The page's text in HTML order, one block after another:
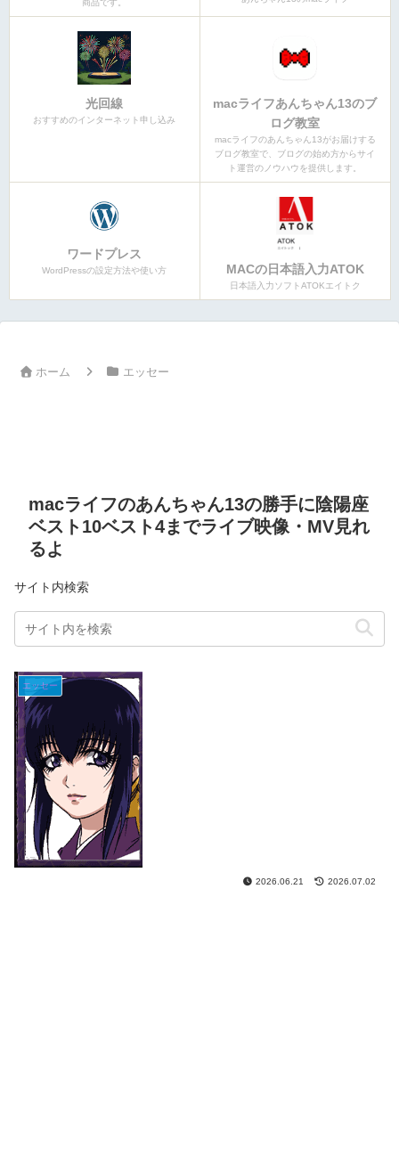
商品です。
光回線
おすすめのインターネット申し込み
macライフあんちゃん13のブ
ログ教室
macライフのあんちゃん13がお届けする
ブログ教室で、ブログの始め方からサイ
ト運営のノウハウを提供します。
ワードプレス
WordPressの設定方法や使い方 MACの日本語入力ATOK
日本語入力ソフトATOKエイトク
ホーム エッセー
macライフのあんちゃん13の勝手に陰陽座
ベスト10ベスト4までライブ映像・MV見れ
るよ
サイト内検索
エッセー
2026.06.21 2026.07.02